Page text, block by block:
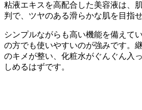
粘液エキスを高配合した美容液は、
判で、ツヤのある滑らかな肌を目指せ
シンプルながらも高い機能を備えて
の方でも使いやすいのが強みです。
のキメが整い、化粧水がぐんぐん入
しめるはずです。